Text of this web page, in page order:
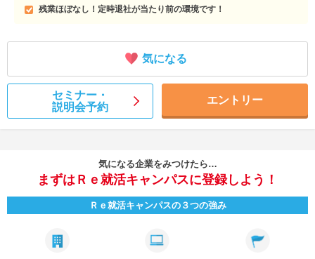
残業ほぼなし！定時退社が当たり前の環境です！
気になる
セミナー・
説明会予約
エントリー
気になる企業をみつけたら…
まずはＲｅ就活キャンパスに登録しよう！
Ｒｅ就活キャンパスの３つの強み